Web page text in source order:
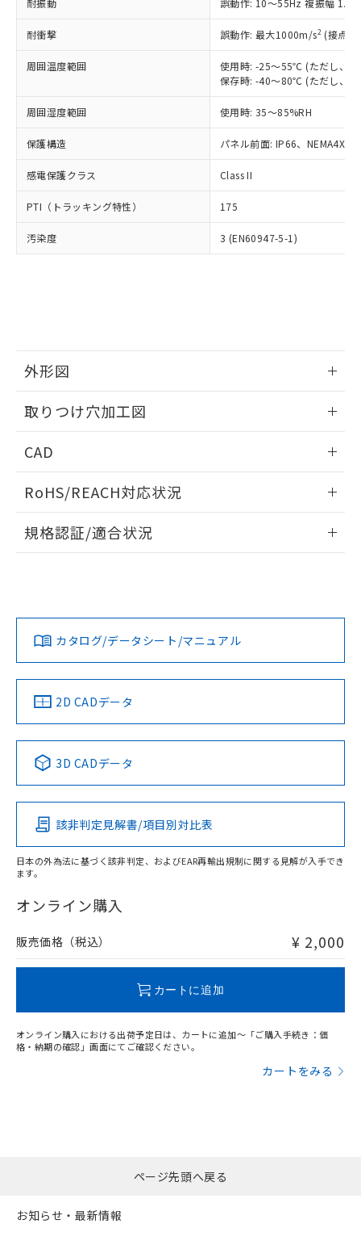
耐振動 誤動作: 10～55Hz 複振幅
耐衝撃 誤動作: 最大1000m/s2 (接点
周囲温度範囲
使用時: -25～55℃ (ただし、氷
保存時: -40～80℃ (ただし、氷
周囲湿度範囲 使用時: 35～85%RH
保護構造 パネル前面: IP66、NEMA4X,
感電保護クラス Class II
PTI（トラッキング特性） 175
汚染度 3 (EN60947-5-1)
外形図
取りつけ穴加工図
CAD
ドすることができます。
ログイン/会員登録
ダウンロードデータをご利用いただく前に、以下を必ずお読
みください。
ソフトウェアの使用条件
RoHS/REACH対応状況
EU RoHS 注意事項・凡例
対応済み
中国 RoHS 注意事項・凡例
Pb Hg Cd Cr(VI)
O
在庫等で未対応品が混在する可能性があります。
問い合わせください。
規格認証/適合状況
LR型式承認
（イギリス
船舶規格）
DNV型式承認
（ノルウェー
BV型式承認
（フランス
KR型式
（韓国
No No No No
この製品の規格認証/適合状況ページへ
その他の認証はこちらのページからご検索ください
カタログ/データシート/マニュアル
2D CADデータ
3D CADデータ
該非判定見解書/項目別対比表
日本の外為法に基づく該非判定、およびEAR再輸出規制に関する見解が入手でき
ます。
オンライン購入
販売価格（税込） ¥ 2,000
カートに追加
オンライン購入における出荷予定日は、カートに追加～「ご購入手続き：価
格・納期の確認」画面にてご確認ください。
カートをみる
正式な納期状況および標準価格はお客
様のお取引先、またはお客様担当のオ
ムロン制御機器販売店・当社販売員に
オムロン制御機器販売店や当社販売拠
販売ネットワーク
」をご確認
在庫状況および標準価格結果を当社の
事前の承諾なく第三者に漏洩または開
示しないようお願いします。
マイパーツ機能（部品リスト作成サー
ビス）をご利用いただくには、I-Web
メンバーズにご登録されている必要が
お客様が当ウェブサイト上で当社にご
指します。
但し、RoHS指令で産業用監視および制御機器に対する
適用除外項目は除く。
フタル酸エステル類の４物質については閾値を超える意
図的な使用がないことを確認しています。
部品在庫の切り替え状況などにより、予定
月が前後することがあります。
※3 非含有証明書ダウンロード
51物質の非含有証明書（当社基準）
※本証明書は発行日時点で非含有を証明す
るもので、過去に遡って非含有を証明する
ものではありません。
また、RoHS指令のフタル酸エステル類４
欄に対応日を記載しておりました。
既に当社にて対応品への在庫切替を完了
していることから、特段のことがない限
り、2022年1月12日より割愛しておりま
す。
DBP(フタル酸ジブチル) : 1000ppm、 DIBP(フタル酸ジ
イソブチル) : 1000ppm、 BBP(フタル酸ブチルベンジ
DEHP(フタル酸ビス(2-エチルヘキシル)) : 1000ppm
準値以下であることを示します。
「10」：通常の使用状況下において有害物
質が外部に漏えいし、環境に深刻な影響を
及ぼさない年数を意味します。
「－」：未確認です。当社販売部門へお問
全に破砕するなど、違法に輸出されな
いよう必要な手段を講じます。
当社は貴社製品を、核兵器、ミサイ
ル、化学兵器、生物兵器またはその他
武器並びにこれらの製造装置等に一切
当社は、貴社製品を第三者に販売する
場合は、上記1、2および3の内容を当
該第三者に通知します。また当社は、
販売先および販売に係わる関係者が違
法に輸出するおそれがある場合は、取
り引きをいたしません。
一定数には満たないが在庫あり
－
在庫なし(最新の在庫状況につ
いては、お客様のお取引先、ま
たはお客様担当のオムロン制御
機器販売店・当社販売員にご確
空
受注生産機種、また在庫状況の
情報を公開していない機種
ページ先頭へ戻る
お知らせ・最新情報